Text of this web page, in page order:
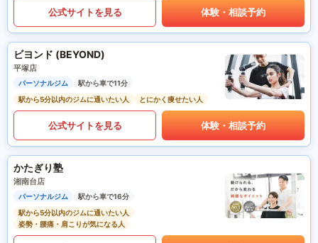
公式サイトを見る 体験・相談予約
ビヨンド (BEYOND)
平塚店
パーソナルジム
駅から車で11分
駅から5分以内のジムに通いたい人
とにかく痩せたい人
公式サイトを見る 体験・相談予約
かたぎり塾
湘南台店
パーソナルジム
駅から車で16分
駅から5分以内のジムに通いたい人
姿勢・腰痛・肩こりが気になる人